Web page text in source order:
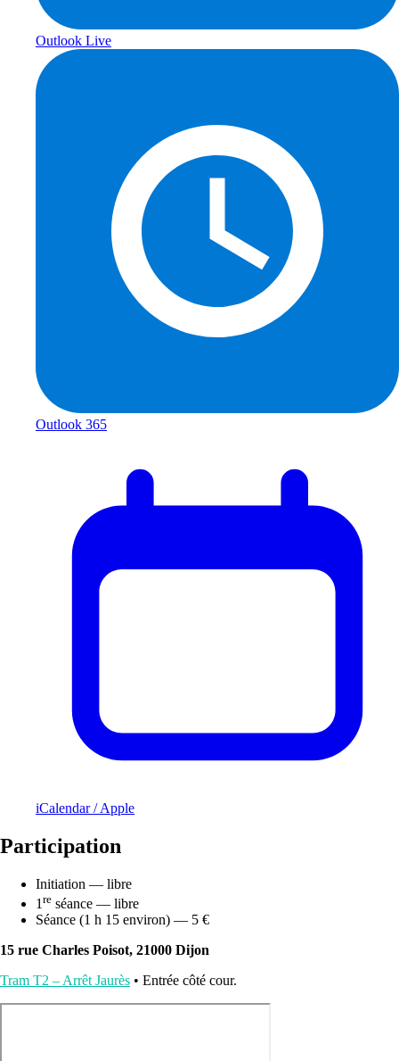
Outlook Live
Outlook 365
iCalendar / Apple
Participation
Initiation — libre
1 re séance — libre
Séance (1 h 15 environ) — 5 €
15 rue Charles Poisot, 21000 Dijon
Tram T2 – Arrêt Jaurès • Entrée côté cour.